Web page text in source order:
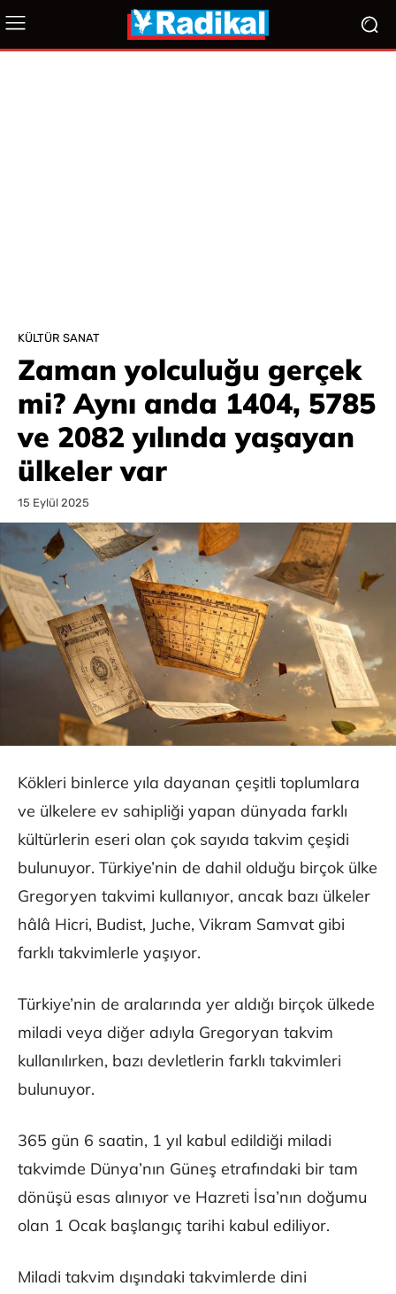
KÜLTÜR SANAT
Zaman yolculuğu gerçek
mi? Aynı anda 1404, 5785
ve 2082 yılında yaşayan
ülkeler var
15 Eylül 2025
Kökleri binlerce yıla dayanan çeşitli toplumlara
ve ülkelere ev sahipliği yapan dünyada farklı
kültürlerin eseri olan çok sayıda takvim çeşidi
bulunuyor. Türkiye’nin de dahil olduğu birçok ülke
Gregoryen takvimi kullanıyor, ancak bazı ülkeler
hâlâ Hicri, Budist, Juche, Vikram Samvat gibi
farklı takvimlerle yaşıyor.
Türkiye’nin de aralarında yer aldığı birçok ülkede
miladi veya diğer adıyla Gregoryan takvim
kullanılırken, bazı devletlerin farklı takvimleri
bulunuyor.
365 gün 6 saatin, 1 yıl kabul edildiği miladi
takvimde Dünya’nın Güneş etrafındaki bir tam
dönüşü esas alınıyor ve Hazreti İsa’nın doğumu
olan 1 Ocak başlangıç tarihi kabul ediliyor.
Miladi takvim dışındaki takvimlerde dini